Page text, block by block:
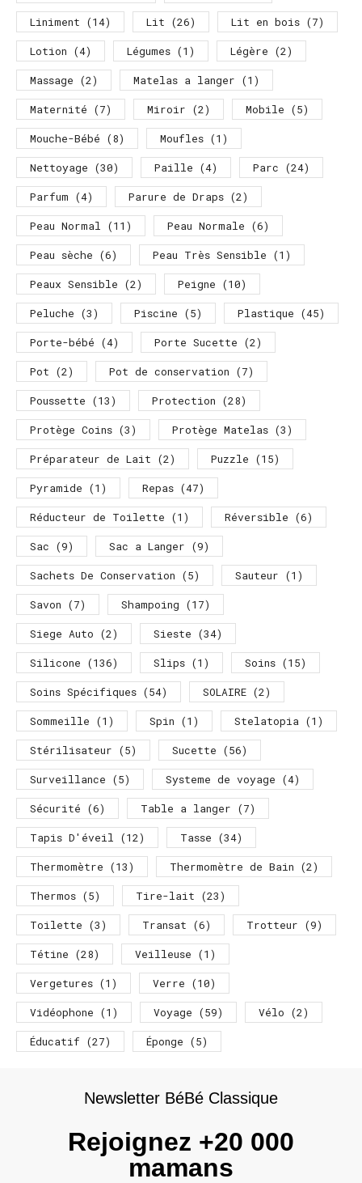
Liniment (14) Lit (26) Lit en bois (7)
Lotion (4) Légumes (1) Légère (2)
Massage (2) Matelas a langer (1)
Maternité (7) Miroir (2) Mobile (5)
Mouche-Bébé (8) Moufles (1)
Nettoyage (30) Paille (4) Parc (24)
Parfum (4) Parure de Draps (2)
Peau Normal (11) Peau Normale (6)
Peau sèche (6) Peau Très Sensible (1)
Peaux Sensible (2) Peigne (10)
Peluche (3) Piscine (5) Plastique (45)
Porte-bébé (4) Porte Sucette (2)
Pot (2) Pot de conservation (7)
Poussette (13) Protection (28)
Protège Coins (3) Protège Matelas (3)
Préparateur de Lait (2) Puzzle (15)
Pyramide (1) Repas (47)
Réducteur de Toilette (1) Réversible (6)
Sac (9) Sac a Langer (9)
Sachets De Conservation (5) Sauteur (1)
Savon (7) Shampoing (17)
Siege Auto (2) Sieste (34)
Silicone (136) Slips (1) Soins (15)
Soins Spécifiques (54) SOLAIRE (2)
Sommeille (1) Spin (1) Stelatopia (1)
Stérilisateur (5) Sucette (56)
Surveillance (5) Systeme de voyage (4)
Sécurité (6) Table a langer (7)
Tapis D'éveil (12) Tasse (34)
Thermomètre (13) Thermomètre de Bain (2)
Thermos (5) Tire-lait (23)
Toilette (3) Transat (6) Trotteur (9)
Tétine (28) Veilleuse (1)
Vergetures (1) Verre (10)
Vidéophone (1) Voyage (59) Vélo (2)
Éducatif (27) Éponge (5)
Newsletter BéBé Classique
Rejoignez +20 000
mamans